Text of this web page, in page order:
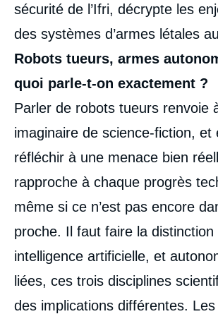
sécurité de l’Ifri, décrypte les
des systèmes d’armes létales
Robots tueurs, armes
quoi parle-t-on exactement ?
Parler de robots tueurs renvoie
imaginaire de science-fiction, et
réfléchir à une menace bien
rapproche à chaque progrès
même si ce n’est pas encore
proche. Il faut faire la
intelligence artificielle, et
liées, ces trois disciplines
des implications différentes.